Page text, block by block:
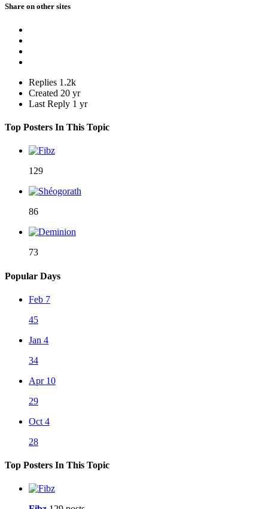
Share on other sites
Replies 1.2k
Created 20 yr
Last Reply 1 yr
Top Posters In This Topic
129
86
73
Popular Days
Feb 7
45
Jan 4
34
Apr 10
29
Oct 4
28
Top Posters In This Topic